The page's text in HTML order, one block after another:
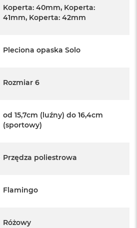
Koperta: 40mm, Koperta:
41mm, Koperta: 42mm
Pleciona opaska Solo
Rozmiar 6
od 15,7cm (luźny) do 16,4cm
(sportowy)
Przędza poliestrowa
Flamingo
Różowy